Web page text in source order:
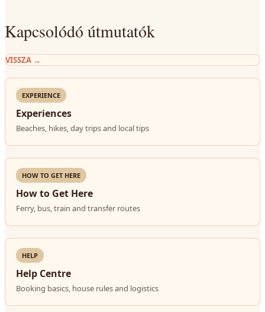
Kapcsolódó útmutatók
VISSZA →
EXPERIENCE
Experiences
Beaches, hikes, day trips and local tips
HOW TO GET HERE
How to Get Here
Ferry, bus, train and transfer routes
HELP
Help Centre
Booking basics, house rules and logistics